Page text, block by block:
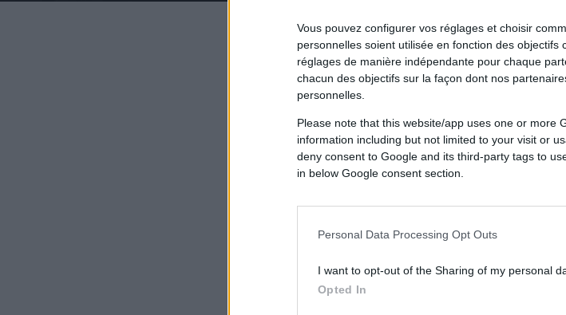
Vous pouvez configurer vos réglages et choisir
personnelles soient utilisée en fonction des objectifs
réglages de manière indépendante pour chaque
chacun des objectifs sur la façon dont nos
personnelles.
Please note that this website/app uses one or more
information including but not limited to your visit or
deny consent to Google and its third-party tags to
in below Google consent section.
Personal Data Processing Opt Outs
I want to opt-out of the Sharing of my personal
Opted In